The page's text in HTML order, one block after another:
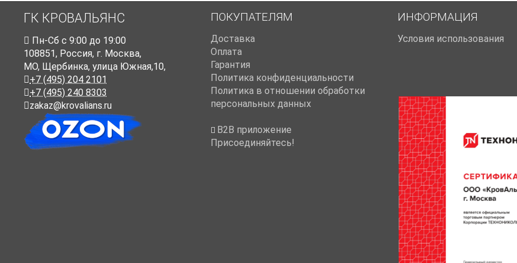
ГК КРОВАЛЬЯНС
Пн-Cб с 9:00 до 19:00
108851, Россия, г. Москва,
МО, Щербинка, улица Южная,10,
+7 (495) 204 2101
+7 (495) 240 8303
zakaz@krovalians.ru
ПОКУПАТЕЛЯМ
Доставка
Оплата
Гарантия
Политика конфиденциальности
Политика в отношении обработки
персональных данных
B2B приложение
Присоединяйтесь!
ИНФОРМАЦИЯ
Условия использования